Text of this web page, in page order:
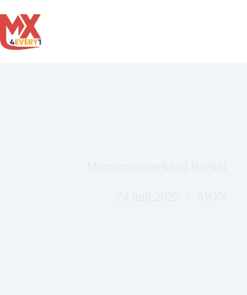
naar
de
inhoud